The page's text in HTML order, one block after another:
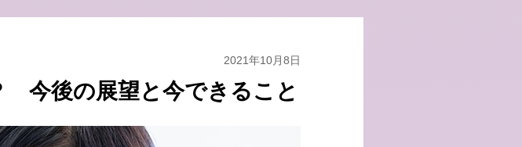
2021年10月8日
今後の展望と今できること